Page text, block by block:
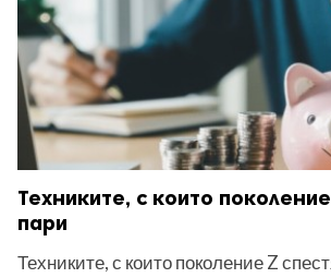
Техниките, с които
пари
Техниките, с които поколение Z